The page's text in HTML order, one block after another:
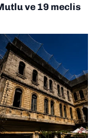
ve 19 meclis